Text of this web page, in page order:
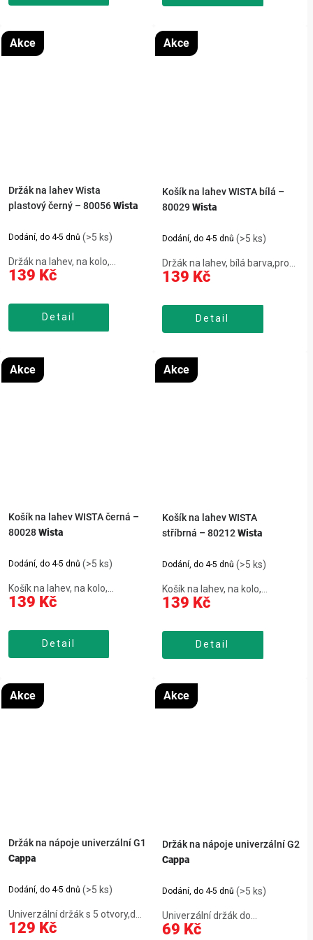
500ml černá – 80136 padne do
hmotnost 67 g.
Akce
Držák na lahev Wista
plastový černý – 80056Wista
Dodání, do 4-5 dnů (>5 ks)
139 Kč
Detail
Držák na lahev, na kolo,
plastový, vkládání láhve shora,
Akce
Košík na lahev WISTA bílá –
80029Wista
Dodání, do 4-5 dnů (>5 ks)
139 Kč
Detail
Držák na lahev, bílá barva,pro
všechny cyklistické lahve,pevná
manipulace,hmotnost pouze
57 gHliníkový košík na lahev
WISTA bílá – 80029 s horním...
Akce
Košík na lahev WISTA černá –
80028Wista
Dodání, do 4-5 dnů (>5 ks)
139 Kč
Detail
Košík na lahev, na kolo,
hliníkový, vkládání láhve shora,
černá barva, hmotnost 57 g.
Akce
Košík na lahev WISTA
stříbrná – 80212Wista
Dodání, do 4-5 dnů (>5 ks)
139 Kč
Detail
Košík na lahev, na kolo,
hliníkový, vkládání láhve shora,
stříbrná barva, hmotnost 57 g.
Akce
Držák na nápoje univerzální G1
Cappa
Dodání, do 4-5 dnů (>5 ks)
129 Kč
Univerzální držák s 5 otvory,dvě
velké na nápoje, 1 na mobil, 2
Akce
Držák na nápoje univerzální G2
Cappa
Dodání, do 4-5 dnů (>5 ks)
69 Kč
Univerzální držák do
výdechu,odpružená vložka pro